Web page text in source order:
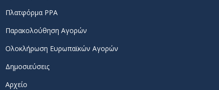
Πλατφόρμα PPA
Παρακολούθηση Αγορών
Ολοκλήρωση Ευρωπαϊκών Αγορών
Δημοσιεύσεις
Αρχείο